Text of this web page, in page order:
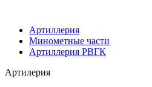
Артиллерия
Минометные части
Артиллерия РВГК
Артилерия